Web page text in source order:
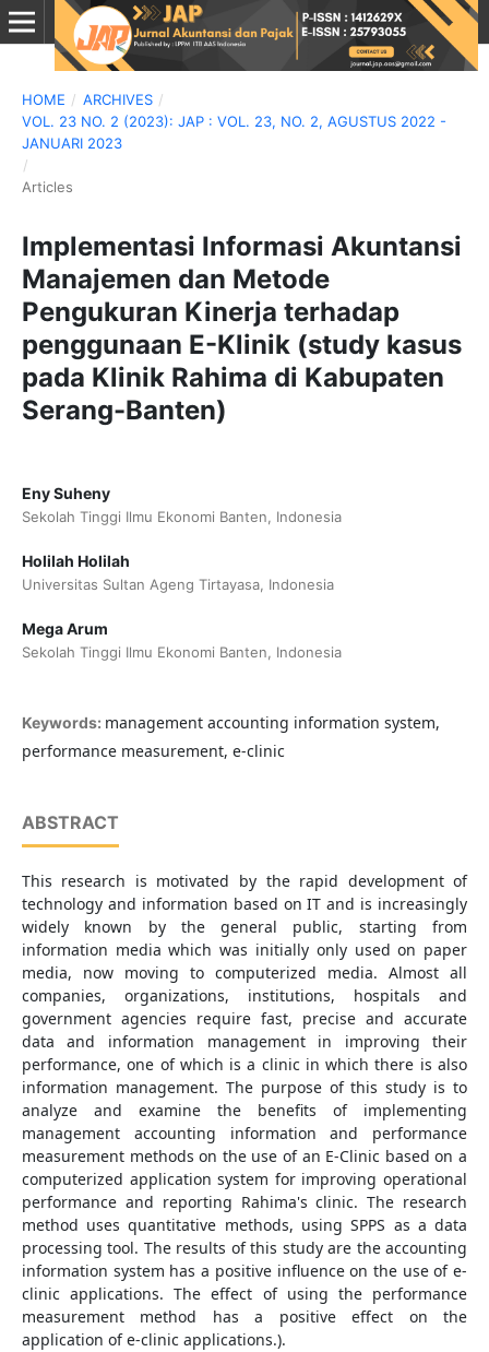
HOME / ARCHIVES /
VOL. 23 NO. 2 (2023): JAP : VOL. 23, NO. 2, AGUSTUS 2022 -
JANUARI 2023
/
Articles
Implementasi Informasi Akuntansi
Manajemen dan Metode
Pengukuran Kinerja terhadap
penggunaan E-Klinik (study kasus
pada Klinik Rahima di Kabupaten
Serang-Banten)
Eny Suheny
Sekolah Tinggi Ilmu Ekonomi Banten, Indonesia
Holilah Holilah
Universitas Sultan Ageng Tirtayasa, Indonesia
Mega Arum
Sekolah Tinggi Ilmu Ekonomi Banten, Indonesia
Keywords: management accounting information system,
performance measurement, e-clinic
ABSTRACT
This research is motivated by the rapid development of
technology and information based on IT and is increasingly
widely known by the general public, starting from
information media which was initially only used on paper
media, now moving to computerized media. Almost all
companies, organizations, institutions, hospitals and
government agencies require fast, precise and accurate
data and information management in improving their
performance, one of which is a clinic in which there is also
information management. The purpose of this study is to
analyze and examine the benefits of implementing
management accounting information and performance
measurement methods on the use of an E-Clinic based on a
computerized application system for improving operational
performance and reporting Rahima's clinic. The research
method uses quantitative methods, using SPPS as a data
processing tool. The results of this study are the accounting
information system has a positive influence on the use of e-
clinic applications. The effect of using the performance
measurement method has a positive effect on the
application of e-clinic applications.).